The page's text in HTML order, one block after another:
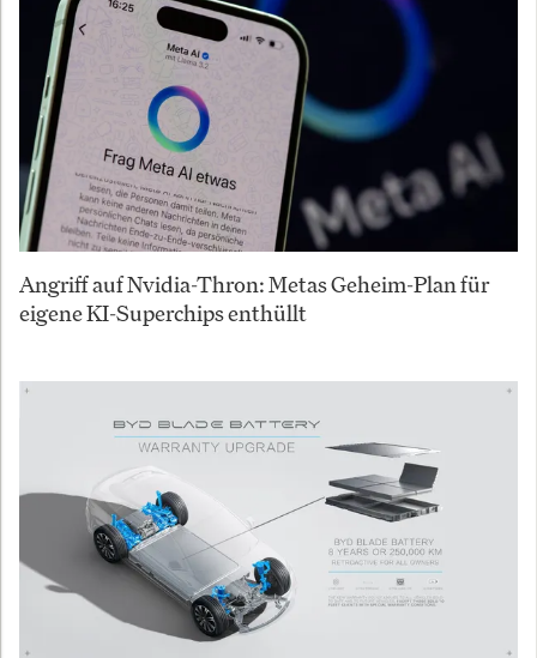
Angriff auf Nvidia-Thron: Metas Geheim-Plan für
eigene KI-Superchips enthüllt